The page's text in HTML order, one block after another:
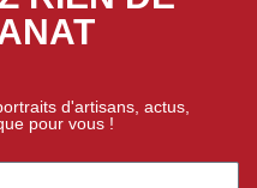
d'artisans, actus,
pour vous !